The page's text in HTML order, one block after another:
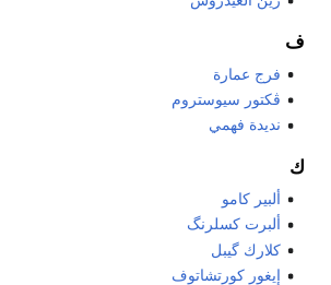
ف
فرج عمارة
ڤكتور سيوستروم
نديدة فهمي
ك
ألبير كامو
ألبرت كسلرنگ
كلارك گيبل
إيغور كورتشاتوف